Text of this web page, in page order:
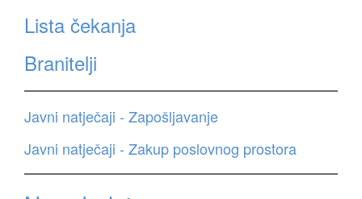
Lista čekanja
Branitelji
Javni natječaji - Zapošljavanje
Javni natječaji - Zakup poslovnog prostora